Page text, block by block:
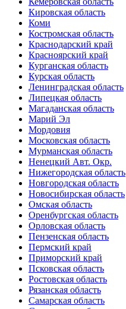
Кировская область
Коми
Костромская область
Краснодарский край
Красноярский край
Курганская область
Курская область
Ленинградская область
Липецкая область
Магаданская область
Марий Эл
Мордовия
Московская область
Мурманская область
Ненецкий Авт. Окр.
Нижегородская область
Новгородская область
Новосибирская область
Омская область
Оренбургская область
Орловская область
Пензенская область
Пермский край
Приморский край
Псковская область
Ростовская область
Рязанская область
Самарская область